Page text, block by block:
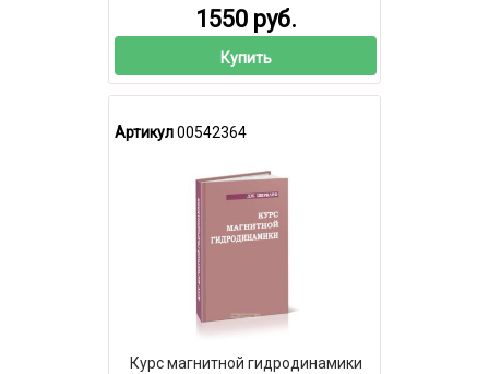
1550 руб.
Купить
Артикул00542364
Курс магнитной гидродинамики